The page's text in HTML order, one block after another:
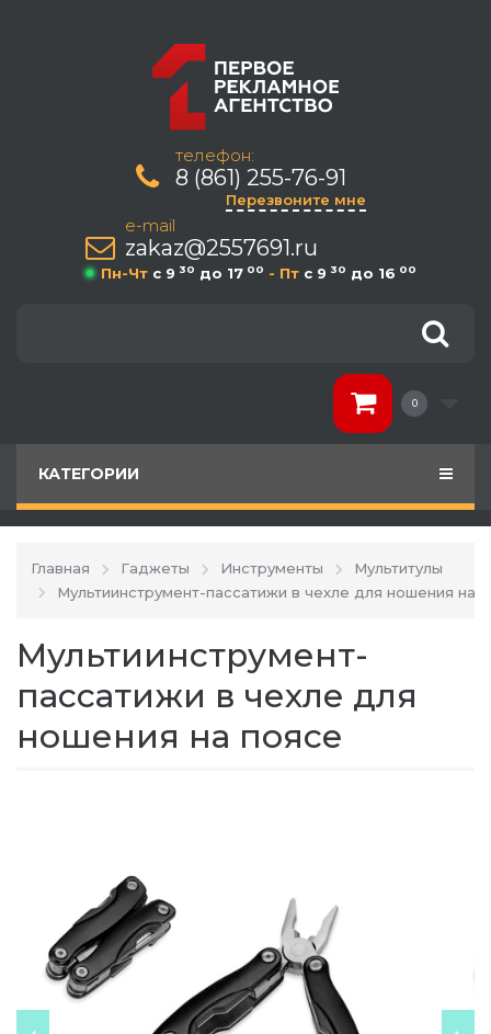
телефон:
8 (861) 255-76-91
Перезвоните мне
e-mail
zakaz@2557691.ru
Пн-Чт c 9 30 до 17 00 - Пт c 9 30 до 16 00
0
КАТЕГОРИИ
Главная Гаджеты Инструменты
Мультитулы
Мультиинструмент-пассатижи в чехле для ношения на
Мультиинструмент-
пассатижи в чехле для
ношения на поясе